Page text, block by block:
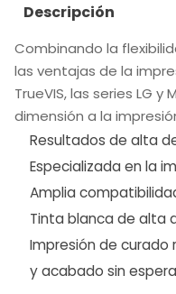
Descripción
Combinando la
las ventajas de la
TrueVIS, las series LG y
dimensión a la
Resultados de alta
Especializada en la
Amplia
Tinta blanca de alta
Impresión de
y acabado sin